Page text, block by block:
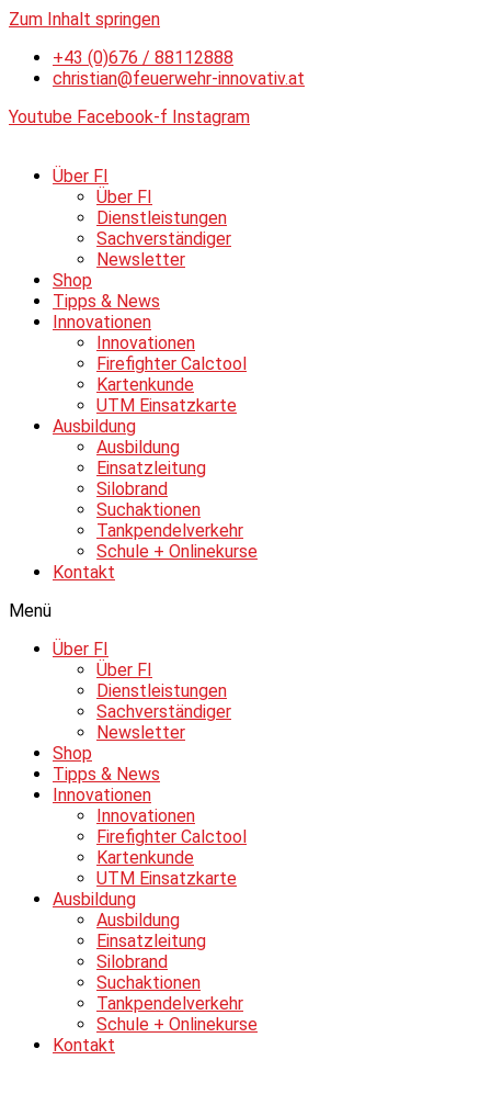
Zum Inhalt springen
+43 (0)676 / 88112888
christian@feuerwehr-innovativ.at
Youtube Facebook-f Instagram
Über FI
Über FI
Dienstleistungen
Sachverständiger
Newsletter
Shop
Tipps & News
Innovationen
Innovationen
Firefighter Calctool
Kartenkunde
UTM Einsatzkarte
Ausbildung
Ausbildung
Einsatzleitung
Silobrand
Suchaktionen
Tankpendelverkehr
Schule + Onlinekurse
Kontakt
Menü
Über FI
Über FI
Dienstleistungen
Sachverständiger
Newsletter
Shop
Tipps & News
Innovationen
Innovationen
Firefighter Calctool
Kartenkunde
UTM Einsatzkarte
Ausbildung
Ausbildung
Einsatzleitung
Silobrand
Suchaktionen
Tankpendelverkehr
Schule + Onlinekurse
Kontakt